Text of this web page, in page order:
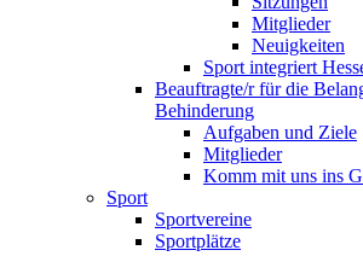
Mitglieder
Neuigkeiten
Sport integriert
Beauftragte/r für die
Behinderung
Aufgaben und Ziele
Mitglieder
Komm mit uns ins
Sport
Sportvereine
Sportplätze